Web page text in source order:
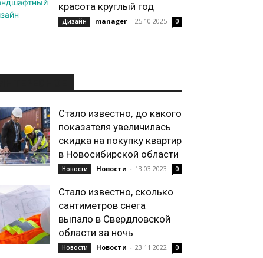
красота круглый год
Дизайн manager - 25.10.2025 0
Стало известно, до какого
показателя увеличилась
скидка на покупку квартир
в Новосибирской области
Новости Новости - 13.03.2023 0
Стало известно, сколько
сантиметров снега
выпало в Свердловской
области за ночь
Новости Новости - 23.11.2022 0